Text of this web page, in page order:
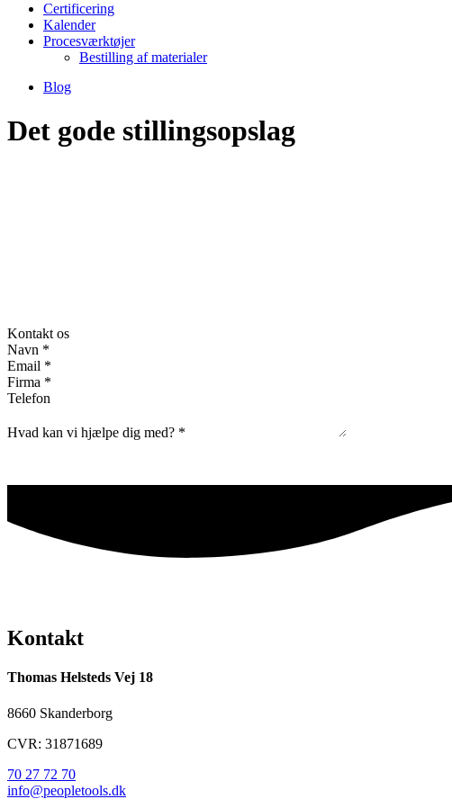
Certificering
Kalender
Procesværktøjer
Bestilling af materialer
Blog
Det gode stillingsopslag
Kontakt os
Navn *
Email *
Firma *
Telefon
Hvad kan vi hjælpe dig med? *
Kontakt
Thomas Helsteds Vej 18
8660 Skanderborg
CVR: 31871689
70 27 72 70
info@peopletools.dk